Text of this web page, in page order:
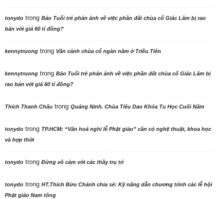
tonydo trong Báo Tuổi trẻ phản ảnh về việc phần đất chùa cổ Giác Lâm bị rao
bán với giá 60 tỉ đồng?
kennytruong trong Vãn cảnh chùa cổ ngàn năm ở Triều Tiên
kennytruong trong Báo Tuổi trẻ phản ảnh về việc phần đất chùa cổ Giác Lâm bị
rao bán với giá 60 tỉ đồng?
Thích Thanh Châu trong Quảng Ninh. Chùa Tiêu Dao Khóa Tu Học Cuối Năm
tonydo trong TP.HCM: “Văn hoá nghi lễ Phật giáo” cần có nghệ thuật, khoa học
và hợp thời
tonydo trong Đừng vô cảm với các thầy trụ trì
tonydo trong HT.Thích Bửu Chánh chia sẻ: Kỹ năng dẫn chương trình các lễ hội
Phật giáo Nam tông